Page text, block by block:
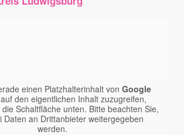
einen Platzhalterinhalt vonGoogle
den eigentlichen Inhalt zuzugreifen,
Schaltfläche unten. Bitte beachten Sie,
Daten an Drittanbieter weitergegeben
werden.